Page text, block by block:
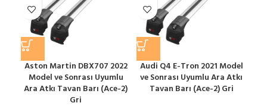
Aston Martin DBX707 2022
Model ve Sonrası Uyumlu
Ara Atkı Tavan Barı (Ace-2)
Gri
Audi Q4 E-Tron 2021 Model
ve Sonrası Uyumlu Ara Atkı
Tavan Barı (Ace-2) Gri